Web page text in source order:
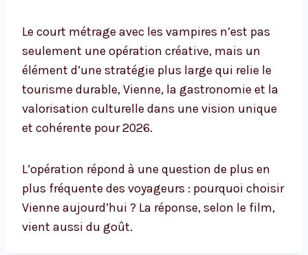
Le court métrage avec les vampires n’est pas
seulement une opération créative, mais un
élément d’une stratégie plus large qui relie le
tourisme durable, Vienne, la gastronomie et la
valorisation culturelle dans une vision unique
et cohérente pour 2026.
L’opération répond à une question de plus en
plus fréquente des voyageurs : pourquoi choisir
Vienne aujourd’hui ? La réponse, selon le film,
vient aussi du goût.